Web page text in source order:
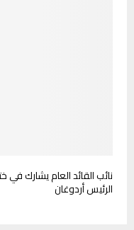
نائب القائد العام يشارك
الرئيس أردوغان